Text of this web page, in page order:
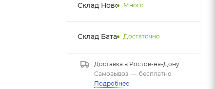
Склад Новобатайск НДС
Много
Склад Батайск НДС 1
Достаточно
Доставка в Ростов-на-Дону
Самовывоз — бесплатно
Подробнее